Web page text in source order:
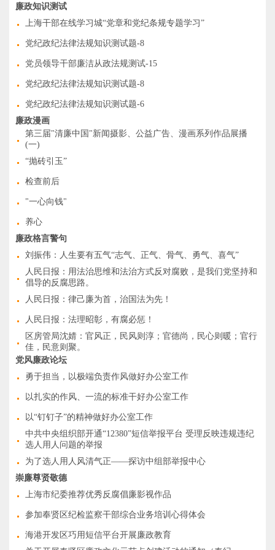
廉政知识测试
上海干部在线学习城“党章和党纪条规专题学习”
党纪政纪法律法规知识测试题-8
党员领导干部廉洁从政法规测试-15
党纪政纪法律法规知识测试题-8
党纪政纪法律法规知识测试题-6
廉政漫画
第三届"清廉中国"新闻摄影、公益广告、漫画系列作品展播
(一)
“抛砖引玉”
检查前后
"一心向钱"
养心
廉政格言警句
刘振伟：人生要有五气“志气、正气、骨气、勇气、喜气”
人民日报：用法治思维和法治方式反对腐败，是我们党坚持和
倡导的反腐思路。
人民日报：律己廉为首，治国法为先！
人民日报：法理昭彰，有腐必惩！
区房管局沈婧：官风正，民风则淳；官德尚，民心则暖；官行
佳，民意则聚。
党风廉政论坛
勇于担当，以极端负责作风做好办公室工作
以扎实的作风、一流的标准干好办公室工作
以“钉钉子”的精神做好办公室工作
中共中央组织部开通“12380”短信举报平台 受理反映违规违纪
选人用人问题的举报
为了选人用人风清气正——探访中组部举报中心
崇廉尊贤敬德
上海市纪委推荐优秀反腐倡廉影视作品
参加奉贤区纪检监察干部综合业务培训心得体会
海港开发区巧用短信平台开展廉政教育